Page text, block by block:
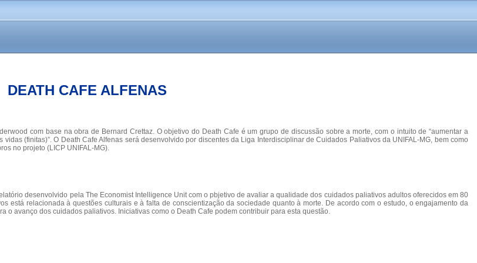
DEATH CAFE ALFENAS
com base na obra de Bernard Crettaz. O objetivo do Death Cafe é um grupo de discussão sobre a morte, com o intuito de “aumentar a
(finitas)”. O Death Cafe Alfenas será desenvolvido por discentes da Liga Interdisciplinar de Cuidados Paliativos da UNIFAL-MG, bem como
no projeto (LICP UNIFAL-MG).
desenvolvido pela The Economist Intelligence Unit com o pbjetivo de avaliar a qualidade dos cuidados paliativos adultos oferecidos em 80
está relacionada à questões culturais e à falta de conscientização da sociedade quanto à morte. De acordo com o estudo, o engajamento da
avanço dos cuidados paliativos. Iniciativas como o Death Cafe podem contribuir para esta questão.